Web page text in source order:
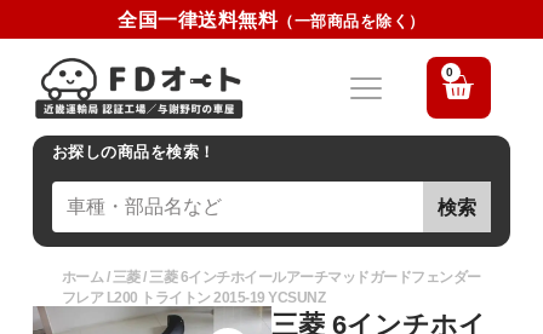
全国一律送料無料（一部商品を除く）
0
お探しの商品を検索！
検索
ホーム / 三菱/ 三菱 6インチホイールアーチマッドガードフェンダー
フレア L200 トライトン 2015-19 YCSUNZ
三菱 6インチホイ